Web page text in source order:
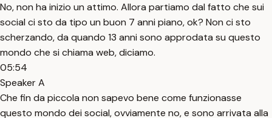
No, non ha inizio un attimo. Allora partiamo dal fatto che sui
social ci sto da tipo un buon 7 anni piano, ok? Non ci sto
scherzando, da quando 13 anni sono approdata su questo
mondo che si chiama web, diciamo.
05:54
Speaker A
Che fin da piccola non sapevo bene come funzionasse
questo mondo dei social, ovviamente no, e sono arrivata alla